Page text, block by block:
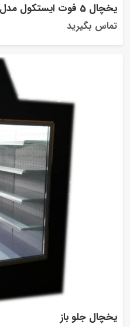
یخچال 5 فوت ایستکول مدل TMB-1835
تماس بگیرید
یخچال جلو باز